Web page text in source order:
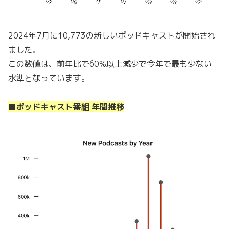
2024年7月に10,773の新しいポッドキャストが開始され
ました。
この数値は、前年比で60%以上減少で今年で最も少ない
水準となっています。
■ポッドキャスト番組 年間推移